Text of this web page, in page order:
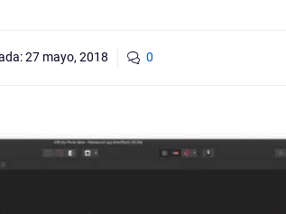
27 mayo, 2018 0